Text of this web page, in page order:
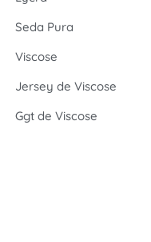
Seda Pura
Viscose
Jersey de Viscose
Ggt de Viscose